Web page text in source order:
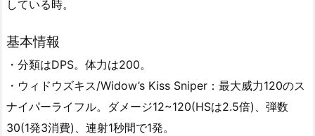
している時。
基本情報
・分類はDPS。体力は200。
・ウィドウズキス/Widow’s Kiss Sniper：最大威力120のス
ナイパーライフル。ダメージ12~120(HSは2.5倍)、弾数
30(1発3消費)、連射1秒間で1発。